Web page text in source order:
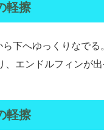
軽擦
下へゆっくりなでる
エンドルフィンが出
軽擦